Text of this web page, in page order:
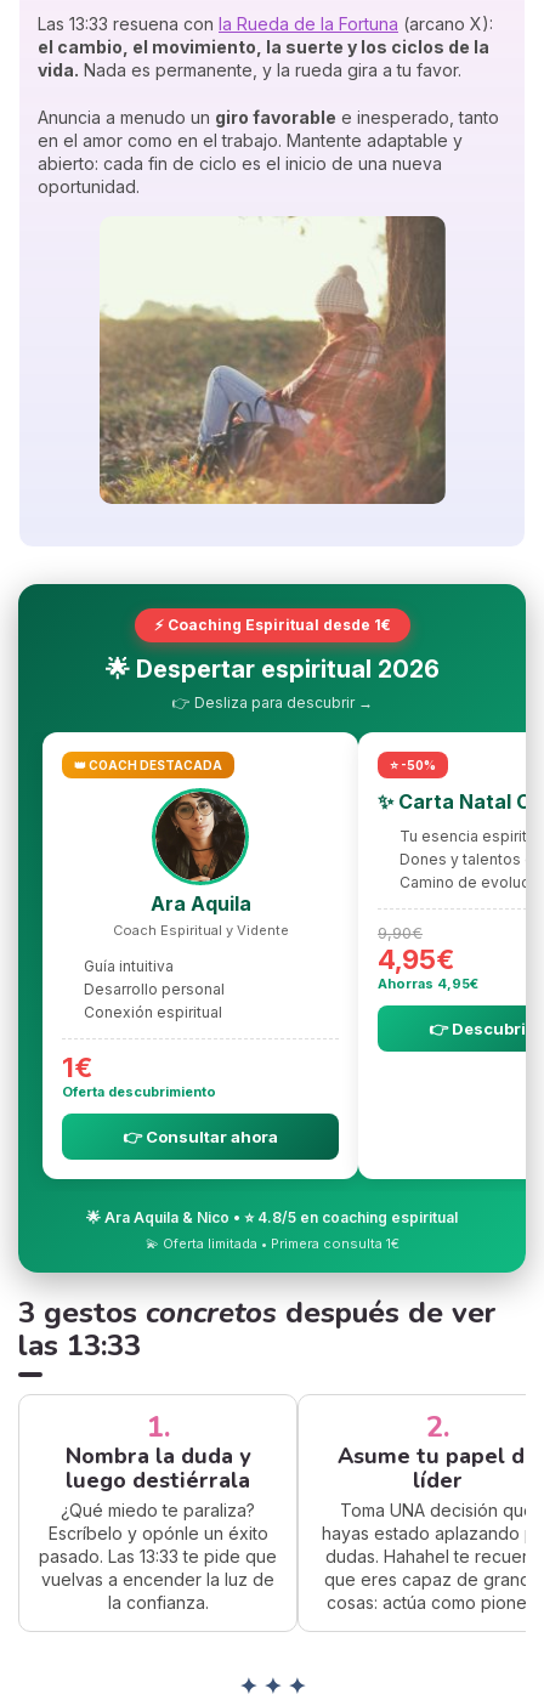
Las 13:33 resuena con la Rueda de la Fortuna (arcano X):
el cambio, el movimiento, la suerte y los ciclos de la
vida. Nada es permanente, y la rueda gira a tu favor.
Anuncia a menudo un giro favorable e inesperado, tanto
en el amor como en el trabajo. Mantente adaptable y
abierto: cada fin de ciclo es el inicio de una nueva
oportunidad.
⚡ Coaching Espiritual desde 1€
🌟 Despertar espiritual 2026
👉 Desliza para descubrir →
👑 COACH DESTACADA
Ara Aquila
Coach Espiritual y Vidente
Guía intuitiva
Desarrollo personal
Conexión espiritual
1€
Oferta descubrimiento
👉 Consultar ahora
⭐ -50%
✨ Carta Natal
Tu esencia
Dones y talentos
Camino de
9,90€
4,95€
Ahorras 4,95€
👉 Descubrir
🌟 Ara Aquila & Nico • ⭐ 4.8/5 en coaching espiritual
💫 Oferta limitada • Primera consulta 1€
3 gestos concretos después de ver
las 13:33
1.
Nombra la duda y
luego destiérrala
¿Qué miedo te paraliza?
Escríbelo y opónle un éxito
pasado. Las 13:33 te pide que
vuelvas a encender la luz de
la confianza.
2.
Asume tu papel de
líder
Toma UNA decisión que
hayas estado aplazando
dudas. Hahahel te
que eres capaz de
cosas: actúa como
✦ ✦ ✦